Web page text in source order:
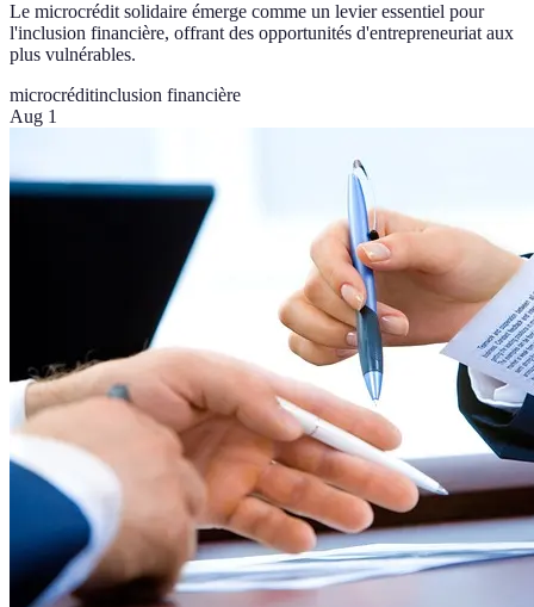
Le microcrédit solidaire émerge comme un levier essentiel pour
l'inclusion financière, offrant des opportunités d'entrepreneuriat aux
plus vulnérables.
microcréditinclusion financière
Aug 1